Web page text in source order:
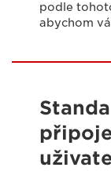
podle
abychom